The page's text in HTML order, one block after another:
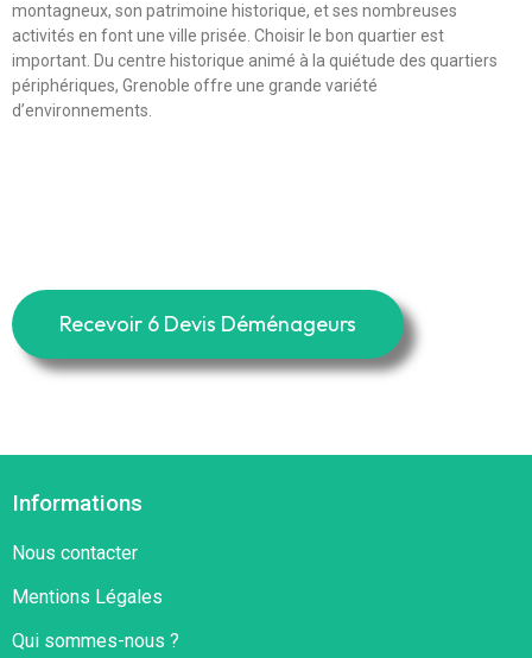
montagneux, son patrimoine historique, et ses nombreuses
activités en font une ville prisée. Choisir le bon quartier est
important. Du centre historique animé à la quiétude des quartiers
périphériques, Grenoble offre une grande variété
d’environnements.
Recevoir 6 Devis Déménageurs
Informations
Nous contacter
Mentions Légales
Qui sommes-nous ?